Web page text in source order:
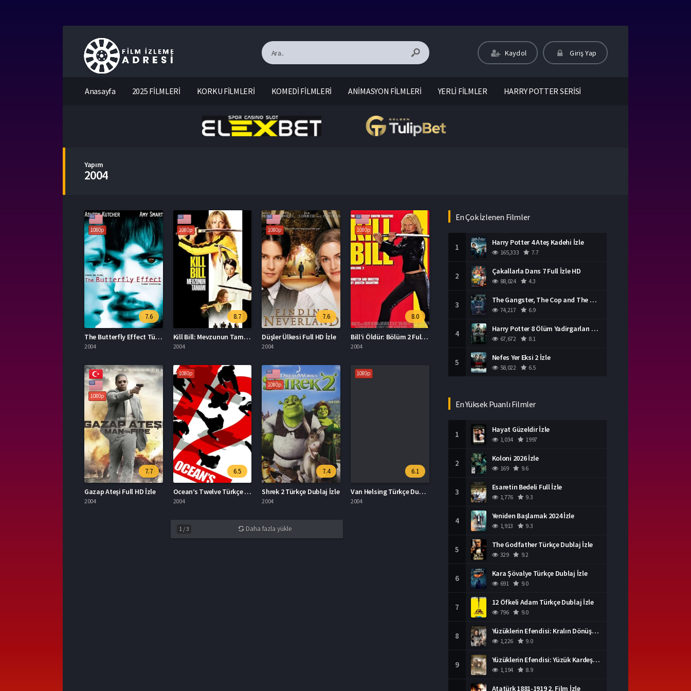
Kaydol Giriş Yap
Anasayfa 2025 FİLMLERİ KORKU FİLMLERİ KOMEDİ FİLMLERİ ANİMASYON FİLMLERİ YERLİ FİLMLER HARRY POTTER SERİSİ
Yapım
2004
1080p
7.6
The Butterfly Effect Türkçe Dublaj İzle
2004
1080p
8.7
Kill Bill: Mevzunun Tamamı Türkçe Dublaj İzle
2004
1080p
7.6
Düşler Ülkesi Full HD İzle
2004
1080p
8.0
Bill’i Öldür: Bölüm 2 Full HD İzle
2004
1080p
7.7
Gazap Ateşi Full HD İzle
2004
1080p
6.5
Ocean’s Twelve Türkçe Dublaj İzle
2004
1080p
7.4
Shrek 2 Türkçe Dublaj İzle
2004
1080p
6.1
Van Helsing Türkçe Dublaj İzle
2004
1 /3 Daha fazla yükle
En Çok İzlenen Filmler
1 Harry Potter 4 Ateş Kadehi İzle
165,333 7.7
2 Çakallarla Dans 7 Full İzle HD
88,024 4.3
3 The Gangster, The Cop and The Devil Türkçe Dublaj İzle
74,217 6.9
4 Harry Potter 8 Ölüm Yadirgarları Bölüm 2 İzle
67,672 8.1
5 Nefes Yer Eksi 2 İzle
58,022 6.5
En Yüksek Puanlı Filmler
1 Hayat Güzeldir İzle
1,034 1997
2 Koloni 2026 İzle
169 9.6
3 Esaretin Bedeli Full İzle
1,776 9.3
4 Yeniden Başlamak 2024 İzle
1,913 9.3
5 The Godfather Türkçe Dublaj İzle
329 9.2
6 Kara Şövalye Türkçe Dublaj İzle
691 9.0
7 12 Öfkeli Adam Türkçe Dublaj İzle
796 9.0
8 Yüzüklerin Efendisi: Kralın Dönüşü İzle
1,226 9.0
9 Yüzüklerin Efendisi: Yüzük Kardeşliği Türkçe Dublaj İzle
1,194 8.9
Atatürk 1881-1919 2. Film İzle